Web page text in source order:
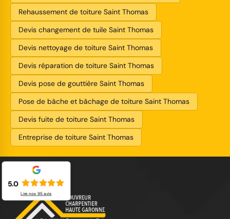
Rehaussement de toiture Saint Thomas
Devis changement de tuile Saint Thomas
Devis nettoyage de toiture Saint Thomas
Devis réparation de toiture Saint Thomas
Devis pose de gouttière Saint Thomas
Pose de bâche et bâchage de toiture Saint Thomas
Devis fuite de toiture Saint Thomas
Entreprise de toiture Saint Thomas
5.0
Lire nos 95avis